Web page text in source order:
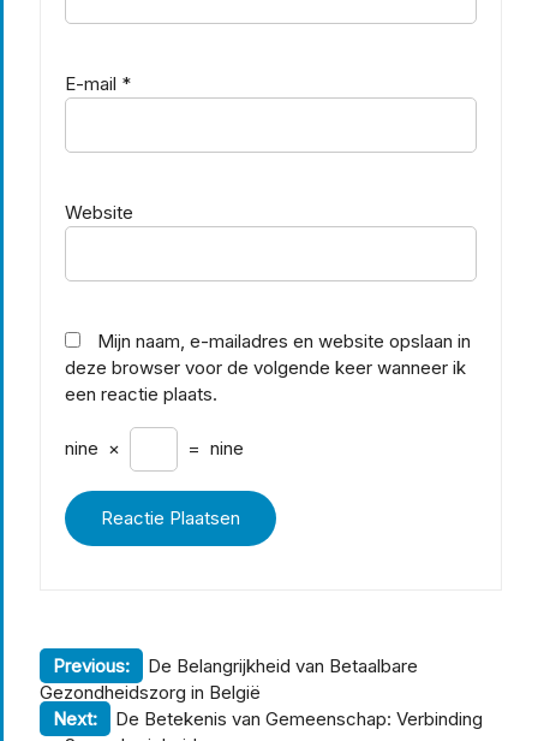
E-mail *
Website
Mijn naam, e-mailadres en website opslaan in
deze browser voor de volgende keer wanneer ik
een reactie plaats.
nine × = nine
Berichtnavigatie
Previous:
De Belangrijkheid van Betaalbare
Gezondheidszorg in België
Next:
De Betekenis van Gemeenschap: Verbinding